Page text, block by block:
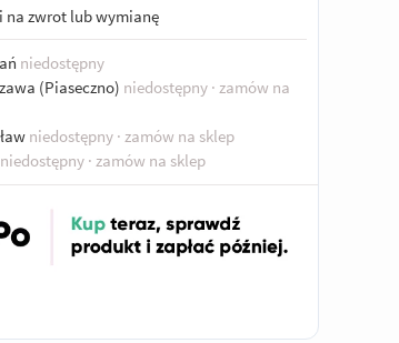
na zwrot lub wymianę
niedostępny
(Piaseczno) niedostępny · zamów na
niedostępny · zamów na sklep
niedostępny · zamów na sklep